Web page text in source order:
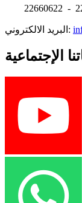
22660622 -
البريد الالكتروني:
الإجتماعية